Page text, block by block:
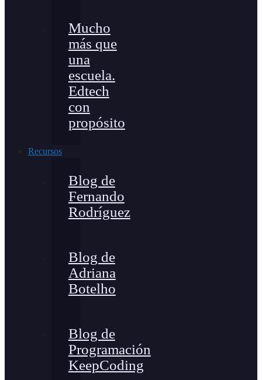
Mucho
más que
una
escuela.
Edtech
con
propósito
Recursos
Blog de
Fernando
Rodríguez
Blog de
Adriana
Botelho
Blog de
Programación
KeepCoding